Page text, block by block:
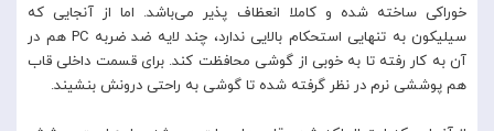
خوراکی ساخته شده و کاملا انعظاف پذیر می‌باشد. اما از آنجایی که
سیلیکون به تنهایی استحکام بالایی ندارد، چند لایه ضد ضربه PC هم در
آن به کار رفته تا به خوبی از گوشی محافظت کند. برای قسمت داخلی قاب
هم پوششی نرم در نظر گرفته شده تا گوشی به راحتی درونش بنشیند.